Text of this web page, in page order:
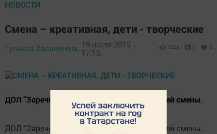
НОВОСТИ
Смена – креативная, дети - творческие
Гульназ Хасаншина, 19 июля 2019 -
17:13
1206 0 0
ДОЛ “Заречный” принял юных хозяев третьей смены.
ДОЛ “Заречный” принял юных хозяев третьей смены.